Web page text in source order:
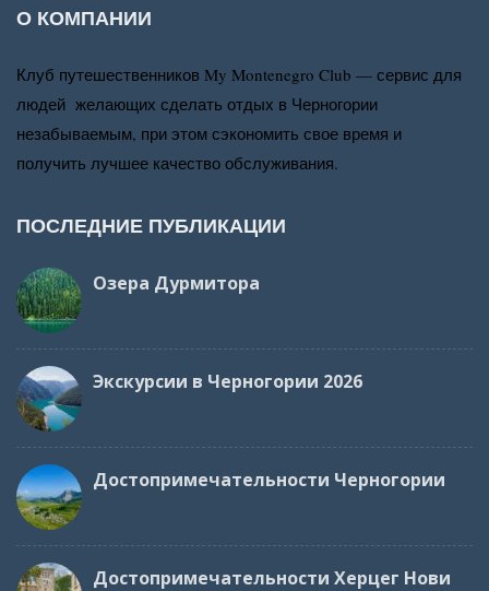
О КОМПАНИИ
Клуб путешественников My Montenegro Club — сервис для
людей желающих сделать отдых в Черногории
незабываемым, при этом сэкономить свое время и
получить лучшее качество обслуживания.
ПОСЛЕДНИЕ ПУБЛИКАЦИИ
Озера Дурмитора
Экскурсии в Черногории 2026
Достопримечательности Черногории
Достопримечательности Херцег Нови